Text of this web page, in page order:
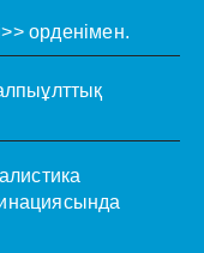
орденімен.